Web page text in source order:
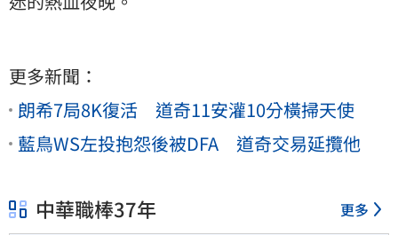
更多新聞：
朗希7局8K復活 道奇11安灌10分橫掃天使
藍鳥WS左投抱怨後被DFA 道奇交易延攬他
中華職棒37年 更多